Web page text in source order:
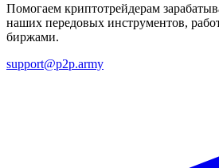
Помогаем криптотрейдерам
наших передовых инструментов,
биржами.
support@p2p.army